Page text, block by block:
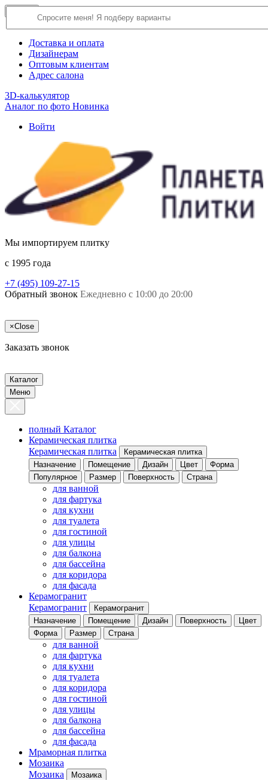
О компании
Доставка и оплата
Дизайнерам
Оптовым клиентам
Адрес салона
3D-калькулятор
Аналог по фото Новинка
Войти
Мы импортируем плитку
c 1995 года
+7 (495) 109-27-15
Обратный звонок Ежедневно с 10:00 до 20:00
×Close
Заказать звонок
Каталог
Меню
полный Каталог
Керамическая плитка
Керамическая плитка
Керамическая плитка
Назначение
Помещение Дизайн Цвет
Форма
Популярное
Размер Поверхность Страна
для ванной
для фартука
для кухни
для туалета
для гостиной
для улицы
для балкона
для бассейна
для коридора
для фасада
Керамогранит
Керамогранит
Керамогранит
Назначение
Помещение Дизайн Поверхность
Цвет
Форма
Размер Страна
для ванной
для фартука
для кухни
для туалета
для коридора
для гостиной
для улицы
для балкона
для бассейна
для фасада
Мраморная плитка
Мозаика
Мозаика
Мозаика